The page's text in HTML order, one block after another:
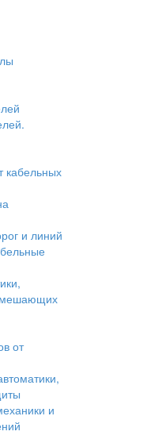
кабельных
и линий
мешающих
от
и